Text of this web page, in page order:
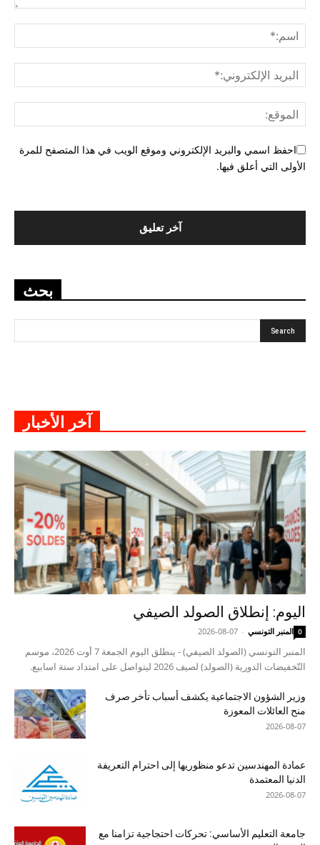
احفظ اسمي والبريد الإلكتروني وموقع الويب في هذا المتصفح للمرة
الأولى التي أعلق فيها.
بحث
آخر الأخبار
اليوم: إنطلاق الصولد الصيفي
المنبر التونسي -
2026-08-07 0
المنبر التونسي (الصولد الصيفي) - ينطلق اليوم الجمعة 7 أوت 2026، موسم
التّخفيضات الدورية (الصولد) لصيف 2026 ليتواصل على امتداد ستة اسابيع.
وزير الشؤون الاجتماعية يكشف أسباب تأخر صرف
منح العائلات المعوزة
2026-08-07
عمادة المهندسين تدعو منظوريها إلى احترام التعريفة
الدنيا المعتمدة
2026-08-07
جامعة التعليم الأساسي: تحركات احتجاجية تزامنا مع